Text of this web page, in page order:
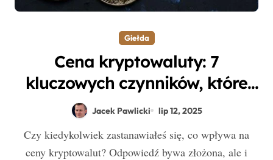
Giełda
Cena kryptowaluty: 7
kluczowych czynników, które
mają wpływ na jej wartość
Jacek Pawlicki lip 12, 2025
Czy kiedykolwiek zastanawiałeś się, co wpływa na
ceny kryptowalut? Odpowiedź bywa złożona, ale i